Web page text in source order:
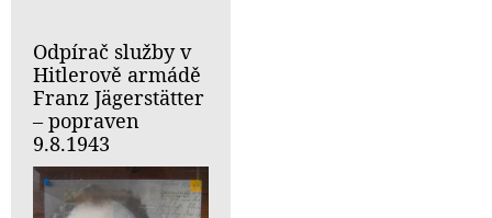
Odpírač služby v
Hitlerově armádě
Franz Jägerstätter
– popraven
9.8.1943